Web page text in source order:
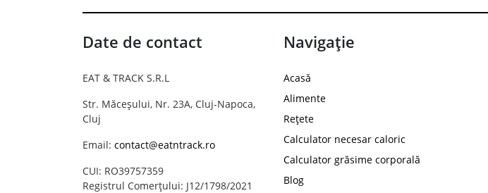
Date de contact
EAT & TRACK S.R.L
Str. Măceșului, Nr. 23A, Cluj-Napoca,
Cluj
Email: contact@eatntrack.ro
CUI: RO39757359
Registrul Comerțului: J12/1798/2021
Navigație
Acasă
Alimente
Rețete
Calculator necesar caloric
Calculator grăsime corporală
Blog